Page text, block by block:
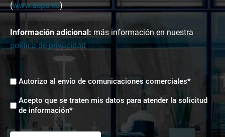
(www.aepd.es)
Información adicional: más información en nuestra
política de privacidad
Envíos
Autorizo al envío de comunicaciones comerciales*
Aceptación
tratamiento
datos
Acepto que se traten mis datos para atender la solicitud
de información*